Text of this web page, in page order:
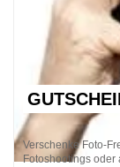
Verschenke Foto-
Fotoshootings oder